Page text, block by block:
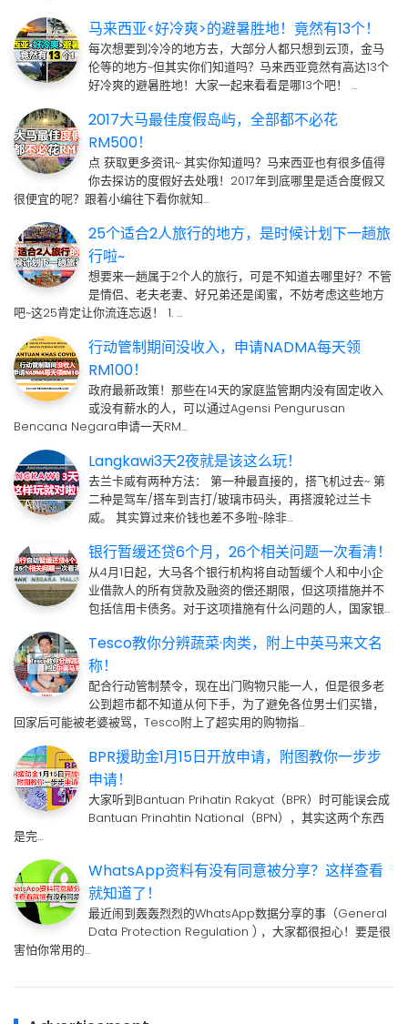
马来西亚<好冷爽>的避暑胜地！竟然有13个！
每次想要到冷冷的地方去，大部分人都只想到云顶，金马
伦等的地方~但其实你们知道吗？马来西亚竟然有高达13个
好冷爽的避暑胜地！大家一起来看看是哪13个吧！ …
2017大马最佳度假岛屿，全部都不必花
RM500！
点 获取更多资讯~ 其实你知道吗？马来西亚也有很多值得
你去探访的度假好去处哦！2017年到底哪里是适合度假又
很便宜的呢？跟着小编往下看你就知…
25个适合2人旅行的地方，是时候计划下一趟旅
行啦~
想要来一趟属于2个人的旅行，可是不知道去哪里好？不管
是情侣、老夫老妻、好兄弟还是闺蜜，不妨考虑这些地方
吧~这25肯定让你流连忘返！ 1. …
行动管制期间没收入，申请NADMA每天领
RM100！
政府最新政策！那些在14天的家庭监管期内没有固定收入
或没有薪水的人，可以通过Agensi Pengurusan
Bencana Negara申请一天RM…
Langkawi3天2夜就是该这么玩！
去兰卡威有两种方法： 第一种最直接的，搭飞机过去~ 第
二种是驾车/搭车到吉打/玻璃市码头，再搭渡轮过兰卡
威。 其实算过来价钱也差不多啦~除非…
银行暂缓还贷6个月，26个相关问题一次看清！
从4月1日起，大马各个银行机构将自动暂缓个人和中小企
业借款人的所有贷款及融资的偿还期限，但这项措施并不
包括信用卡债务。对于这项措施有什么问题的人，国家银…
Tesco教你分辨蔬菜·肉类，附上中英马来文名
称！
配合行动管制禁令，现在出门购物只能一人，但是很多老
公到超市都不知道从何下手，为了避免各位男士们买错，
回家后可能被老婆被骂，Tesco附上了超实用的购物指…
BPR援助金1月15日开放申请，附图教你一步步
申请！
大家听到Bantuan Prihatin Rakyat（BPR）时可能误会成
Bantuan Prinahtin National（BPN），其实这两个东西
是完…
WhatsApp资料有没有同意被分享？这样查看
就知道了！
最近闹到轰轰烈烈的WhatsApp数据分享的事（General
Data Protection Regulation ) ，大家都很担心！要是很
害怕你常用的…